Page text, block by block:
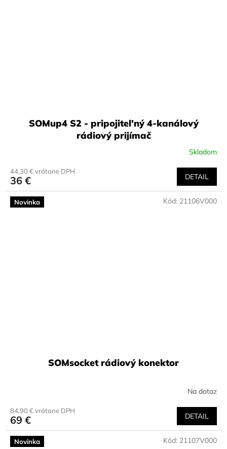
SOMup4 S2 - pripojitel'ný 4-kanálový
rádiový prijímač
Skladom
44,30 € vrátane DPH
36 € DETAIL
Novinka
SOMsocket rádiový konektor
Na dotaz
84,90 € vrátane DPH
69 € DETAIL
Kód: 21106V000
Novinka Kód: 21107V000